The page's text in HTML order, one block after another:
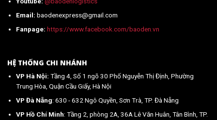
Email: baodenexpress@gmail.com
Fanpage: https://www.facebook.com/baoden.vn
HỆ THỐNG CHI NHÁNH
VP Hà Nội: Tầng 4, Số 1 ngõ 30 Phố Nguyễn Thị Định, Phường
Trung Hòa, Quận Cầu Giấy, Hà Nội
VP Đà Nẵng: 630 - 632 Ngô Quyền, Sơn Trà, TP. Đà Nẵng
VP Hồ Chí Minh: Tầng 2, phòng 2A, 36A Lê Văn Huân, Tân Bình, TP.